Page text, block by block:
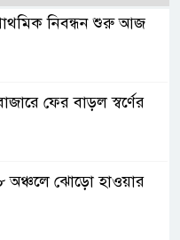
নিবন্ধন শুরু আজ
ফের বাড়ল স্বর্ণের
অঞ্চলে ঝোড়ো হাওয়ার